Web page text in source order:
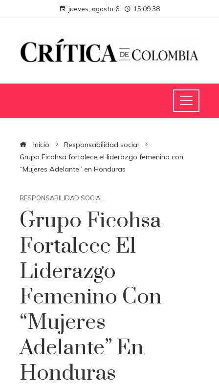
jueves, agosto 6 15:09:39
Inicio
Responsabilidad social
Grupo Ficohsa fortalece el liderazgo femenino con
“Mujeres Adelante” en Honduras
RESPONSABILIDAD SOCIAL
Grupo Ficohsa
Fortalece El
Liderazgo
Femenino Con
“Mujeres
Adelante” En
Honduras